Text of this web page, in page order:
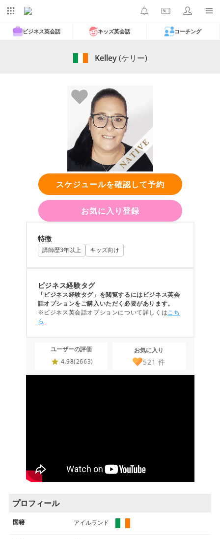
ビジネス英会話 キッズ英会話 コーチング
Kelley(ケリー)
スケジュールを確認して予約
お気に入り登録
特徴
講師歴3年以上 キッズ向け
ビジネス経験タグ
「ビジネス経験タグ」を閲覧するにはビジネス英会
話オプションをご購入いただく必要があります。
※ビジネス英会話オプションについて詳しくはこち
ら
ユーザーの評価
4.98(2663)
お気に入り
521 件
プロフィール
国籍 アイルランド